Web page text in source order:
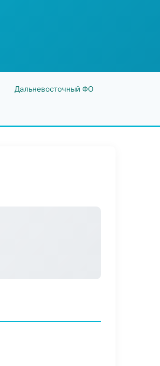
Дальневосточный ФО